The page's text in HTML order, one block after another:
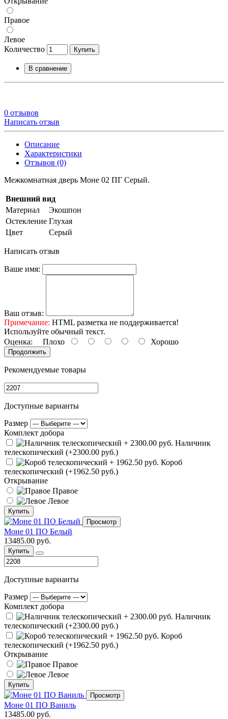
Правое
Левое
Количество
Купить
В сравнение
0 отзывов
Написать отзыв
Описание
Характеристики
Отзывов (0)
Межкомнатная дверь Моне 02 ПГ Серый.
Внешний вид
Материал
Экошпон
Остекление Глухая
Цвет
Серый
Написать отзыв
Ваше имя:
Ваш отзыв:
Примечание: HTML разметка не поддерживается!
Используйте обычный текст.
Оценка: Плохо Хорошо
Продолжить
Рекомендуемые товары
Доступные варианты
Размер
Комплект добора
Наличник
телескопический (+2300.00 руб.)
Короб
телескопический (+1962.50 руб.)
Открывание
Правое
Левое
Купить
Просмотр
Моне 01 ПО Белый
13485.00 руб.
Купить
Доступные варианты
Размер
Комплект добора
Наличник
телескопический (+2300.00 руб.)
Короб
телескопический (+1962.50 руб.)
Открывание
Правое
Левое
Купить
Просмотр
Моне 01 ПО Ваниль
13485.00 руб.